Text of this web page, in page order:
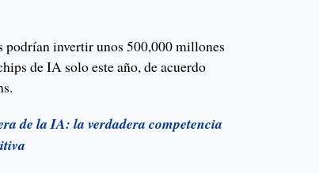
podrían invertir unos 500,000 millones
de IA solo este año, de acuerdo
de la IA: la verdadera competencia